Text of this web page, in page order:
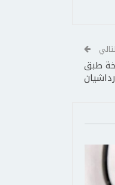
طبق